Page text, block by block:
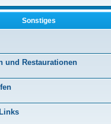
Sonstiges
und Restaurationen